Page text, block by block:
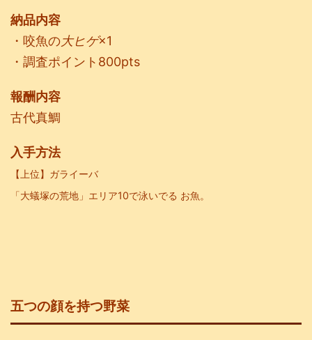
納品内容
・咬魚の大ヒゲ×1
・調査ポイント800pts
報酬内容
古代真鯛
入手方法
【上位】ガライーバ
「大蟻塚の荒地」エリア10で泳いでる お魚。
五つの顔を持つ野菜